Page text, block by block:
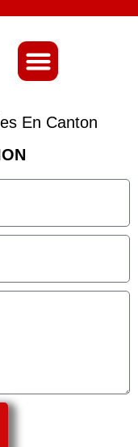
En Canton